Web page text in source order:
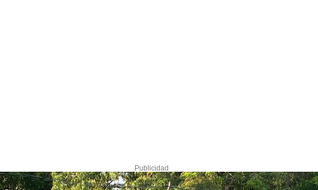
Publicidad